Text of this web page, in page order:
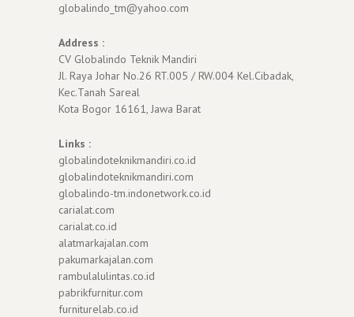
globalindo_tm@yahoo.com
Address :
CV Globalindo Teknik Mandiri
Jl. Raya Johar No.26 RT.005 / RW.004 Kel.Cibadak,
Kec.Tanah Sareal
Kota Bogor 16161, Jawa Barat
Links :
globalindoteknikmandiri.co.id
globalindoteknikmandiri.com
globalindo-tm.indonetwork.co.id
carialat.com
carialat.co.id
alatmarkajalan.com
pakumarkajalan.com
rambulalulintas.co.id
pabrikfurnitur.com
furniturelab.co.id